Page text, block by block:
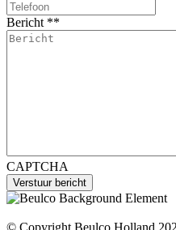
Bericht **
CAPTCHA